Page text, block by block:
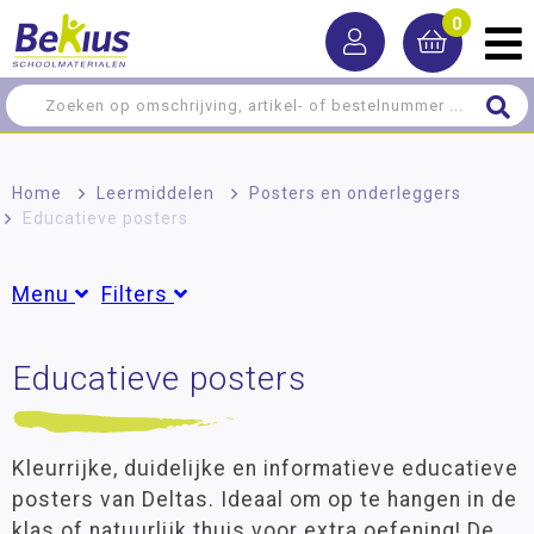
0
Home > Leermiddelen > Posters en onderleggers
Educatieve posters
Menu Filters
Schrijven
Groepen
Groep 1
Groep 3(1)
Groep 4(3)
Groep 5(4)
Groep 6(7)
Educatieve posters
Kleurrijke, duidelijke en informatieve educatieve
posters van Deltas. Ideaal om op te hangen in de